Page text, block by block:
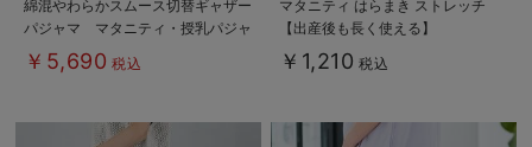
綿混やわらかスムース切替ギャザー
パジャマ マタニティ・授乳パジャ
マ【出産後も長く使える】
￥5,690 税込
マタニティ はらまき ストレッチ
【出産後も長く使える】
￥1,210 税込